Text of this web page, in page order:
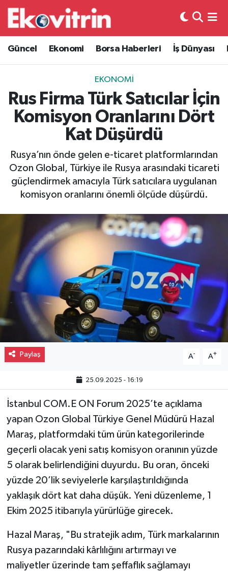
Güncel Ekonomi Borsa Haberleri İş Dünyası
EKONOMI
Rus Firma Türk Satıcılar İçin
Komisyon Oranlarını Dört
Kat Düşürdü
Rusya’nın önde gelen e-ticaret platformlarından
Ozon Global, Türkiye ile Rusya arasındaki ticareti
güçlendirmek amacıyla Türk satıcılara uygulanan
komisyon oranlarını önemli ölçüde düşürdü.
Paylaş A- A+
25.09.2025 - 16:19
İstanbul COM.E ON Forum 2025’te açıklama
yapan Ozon Global Türkiye Genel Müdürü Hazal
Maraş, platformdaki tüm ürün kategorilerinde
geçerli olacak yeni satış komisyon oranının yüzde
5 olarak belirlendiğini duyurdu. Bu oran, önceki
yüzde 20’lik seviyelerle karşılaştırıldığında
yaklaşık dört kat daha düşük. Yeni düzenleme, 1
Ekim 2025 itibarıyla yürürlüğe girecek.
Hazal Maraş, "Bu stratejik adım, Türk markalarının
Rusya pazarındaki kârlılığını artırmayı ve
maliyetler üzerinde tam şeffaflık sağlamayı
Güncel
Ekonomi
Borsa Haberleri
İş Dünyası
Otovitrin
Asayiş
Magazin
Gayrimenkul
Spor
Eğitim
Hava Durumu
Trafik Durumu
Süper Lig Puan Durumu ve Fikstür
Tüm Manşetler
Son Dakika Haberleri
Haber Arşivi